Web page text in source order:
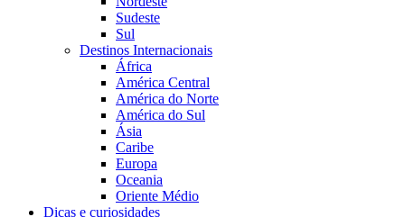
Sudeste
Sul
Destinos Internacionais
África
América Central
América do Norte
América do Sul
Ásia
Caribe
Europa
Oceania
Oriente Médio
Dicas e curiosidades